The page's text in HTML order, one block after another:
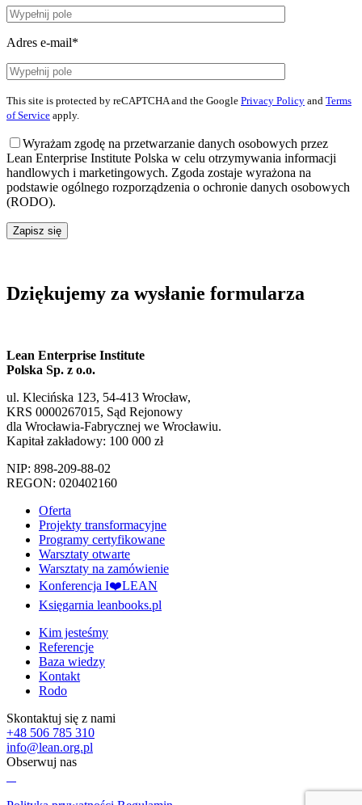
Adres e-mail*
This site is protected by reCAPTCHA and the Google Privacy Policy and Terms
of Service apply.
Wyrażam zgodę na przetwarzanie danych osobowych przez
Lean Enterprise Institute Polska w celu otrzymywania informacji
handlowych i marketingowych. Zgoda zostaje wyrażona na
podstawie ogólnego rozporządzenia o ochronie danych osobowych
(RODO).
Zapisz się
Dziękujemy za wysłanie formularza
Lean Enterprise Institute
Polska Sp. z o.o.
ul. Klecińska 123, 54-413 Wrocław,
KRS 0000267015, Sąd Rejonowy
dla Wrocławia-Fabrycznej we Wrocławiu.
Kapitał zakładowy: 100 000 zł
NIP: 898-209-88-02
REGON: 020402160
Oferta
Projekty transformacyjne
Programy certyfikowane
Warsztaty otwarte
Warsztaty na zamówienie
Konferencja I❤️LEAN
Księgarnia leanbooks.pl
Kim jesteśmy
Referencje
Baza wiedzy
Kontakt
Rodo
Skontaktuj się z nami
+48 506 785 310
info@lean.org.pl
Obserwuj nas